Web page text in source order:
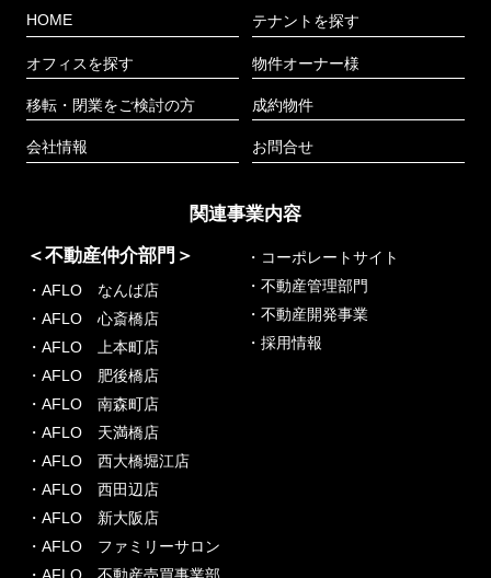
HOME
オフィスを探す
移転・閉業をご検討の方
会社情報
テナントを探す
物件オーナー様
成約物件
お問合せ
関連事業内容
＜不動産仲介部門＞
・AFLO なんば店
・AFLO 心斎橋店
・AFLO 上本町店
・AFLO 肥後橋店
・AFLO 南森町店
・AFLO 天満橋店
・AFLO 西大橋堀江店
・AFLO 西田辺店
・AFLO 新大阪店
・AFLO ファミリーサロン
・コーポレートサイト
・不動産管理部門
・不動産開発事業
・採用情報